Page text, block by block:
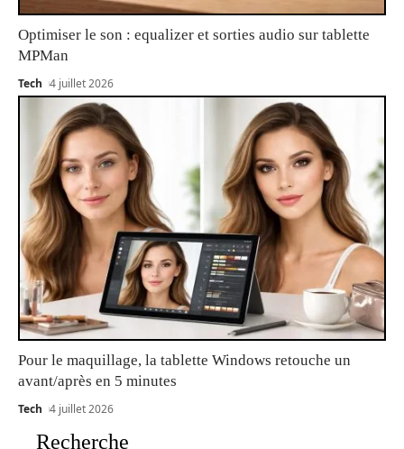
Optimiser le son : equalizer et sorties audio sur tablette
MPMan
Tech 4 juillet 2026
Pour le maquillage, la tablette Windows retouche un
avant/après en 5 minutes
Tech 4 juillet 2026
Recherche